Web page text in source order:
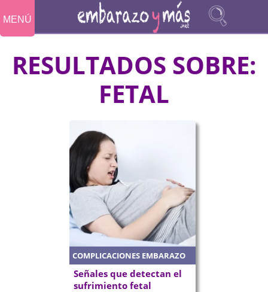
MENÚ
RESULTADOS SOBRE:
FETAL
COMPLICACIONES EMBARAZO
Señales que detectan el
sufrimiento fetal